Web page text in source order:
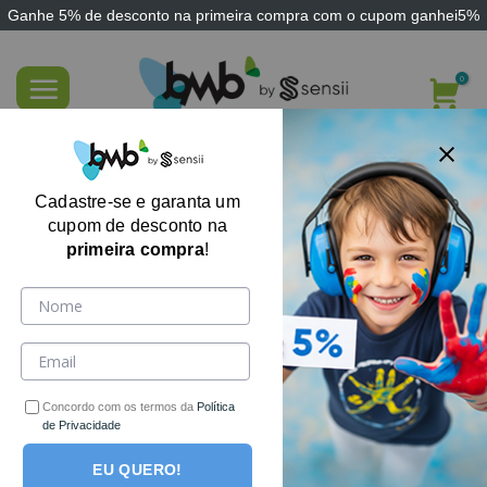
Ganhe 5% de desconto na primeira compra com o cupom ganhei5%
content
FILTRE AQUI
Cadastre-se e garanta um
cupom de desconto na
primeira compra!
Concordo com os termos da Política
de Privacidade
EU QUERO!